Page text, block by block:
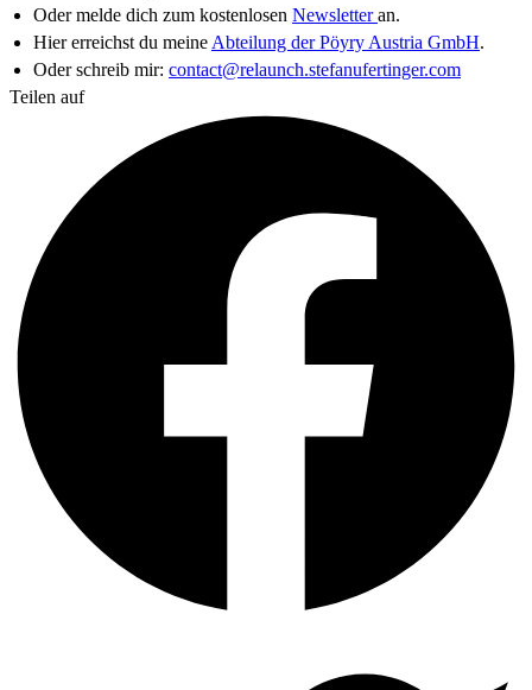
Oder melde dich zum kostenlosen Newsletteran.
Hier erreichst du meine Abteilung der Pöyry Austria GmbH.
Oder schreib mir: contact@relaunch.stefanufertinger.com
Teilen auf